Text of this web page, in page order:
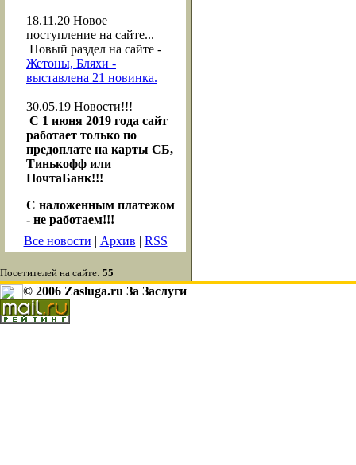
18.11.20 Новое
поступление на сайте...
Новый раздел на сайте -
Жетоны, Бляхи -
выставлена 21 новинка.
30.05.19 Новости!!!
С 1 июня 2019 года сайт
работает только по
предоплате на карты СБ,
Тинькофф или
ПочтаБанк!!!
С наложенным платежом
- не работаем!!!
Все новости | Архив | RSS
Посетителей на сайте: 55
© 2006 Zasluga.ru За Заслуги